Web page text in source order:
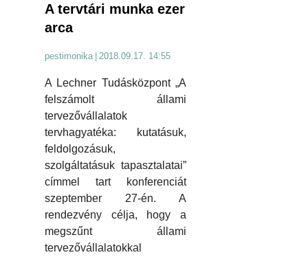
A tervtári munka ezer
arca
pestimonika 2018.09.17. 14:55
A Lechner Tudásközpont „A
felszámolt állami
tervezővállalatok
tervhagyatéka: kutatásuk,
feldolgozásuk,
szolgáltatásuk tapasztalatai”
címmel tart konferenciát
szeptember 27-én. A
rendezvény célja, hogy a
megszűnt állami
tervezővállalatokkal